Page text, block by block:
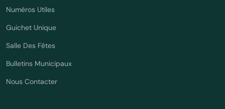
Numéros Utiles
Guichet Unique
Salle Des Fêtes
Bulletins Municipaux
Nous Contacter